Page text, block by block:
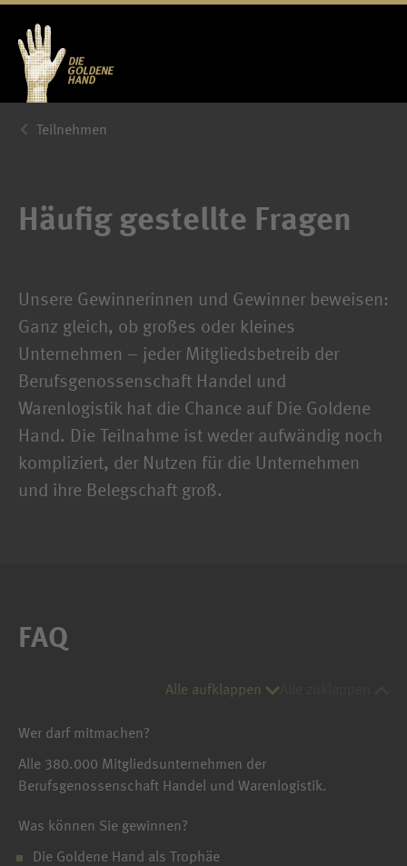
Teilnehmen
Häufig gestellte Fragen
Unsere Gewinnerinnen und Gewinner beweisen:
Ganz gleich, ob großes oder kleines
Unternehmen – jeder Mitgliedsbetreib der
Berufsgenossenschaft Handel und
Warenlogistik hat die Chance auf Die Goldene
Hand. Die Teilnahme ist weder aufwändig noch
kompliziert, der Nutzen für die Unternehmen
und ihre Belegschaft groß.
FAQ
Alle aufklappen
Wer darf mitmachen?
Alle 380.000 Mitgliedsunternehmen der
Berufsgenossenschaft Handel und Warenlogistik.
Was können Sie gewinnen?
Die Goldene Hand als Trophäe